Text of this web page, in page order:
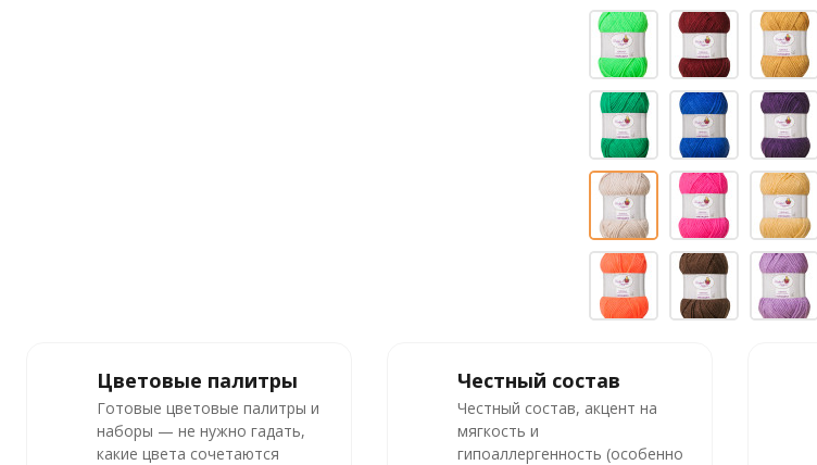
Цветовые палитры
Готовые цветовые палитры и
наборы — не нужно гадать,
какие цвета сочетаются
Честный состав
Честный состав, акцент на
мягкость и
гипоаллергенность (особенно